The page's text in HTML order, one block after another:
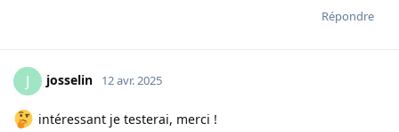
Répondre
J josselin 12 avr. 2025
intéressant je testerai, merci !